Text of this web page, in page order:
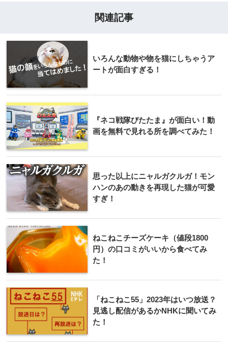
関連記事
いろんな動物や物を猫にしちゃうア
ートが面白すぎる！
『ネコ戦隊びたたま』が面白い！動
画を無料で見れる所を調べてみた！
思った以上にニャルガクルガ！モン
ハンのあの動きを再現した猫が可愛
すぎ！
ねこねこチーズケーキ（値段1800
円）の口コミがいいから食べてみ
た！
「ねこねこ55」2023年はいつ放送？
見逃し配信があるかNHKに聞いてみ
た！